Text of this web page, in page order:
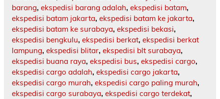
barang, ekspedisi barang adalah, ekspedisi batam,
ekspedisi batam jakarta, ekspedisi batam ke jakarta,
ekspedisi batam ke surabaya, ekspedisi bekasi,
ekspedisi bengkulu, ekspedisi berkat, ekspedisi berkat
lampung, ekspedisi blitar, ekspedisi blt surabaya,
ekspedisi buana raya, ekspedisi bus, ekspedisi cargo,
ekspedisi cargo adalah, ekspedisi cargo jakarta,
ekspedisi cargo murah, ekspedisi cargo paling murah,
ekspedisi cargo surabaya, ekspedisi cargo terdekat,